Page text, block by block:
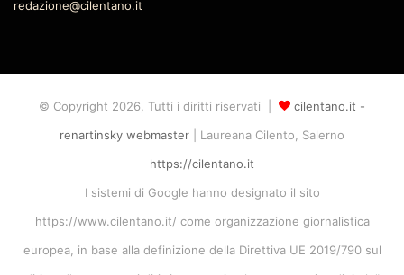
redazione@cilentano.it
© Copyright 2026, Tutti i diritti riservati |
cilentano.it -
renartinsky webmaster | Laureana Cilento, Salerno
https://cilentano.it
I sistemi di Google hanno designato il sito
https://www.cilentano.it/ come organizzazione giornalistica
europea, in base alla definizione della Direttiva UE 2019/790 sul